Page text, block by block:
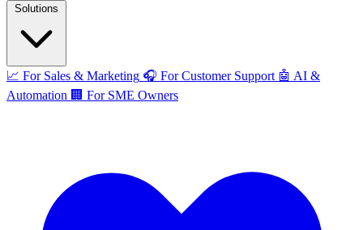
Solutions
📈 For Sales & Marketing 🎧 For Customer Support 🤖 AI &
Automation 🏢 For SME Owners